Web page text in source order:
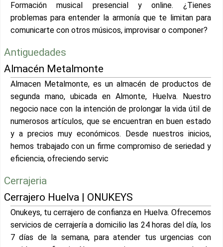
Formación musical presencial y online. ¿Tienes
problemas para entender la armonía que te limitan para
comunicarte con otros músicos, improvisar o componer?
Antiguedades
Almacén Metalmonte
Almacen Metalmonte, es un almacén de productos de
segunda mano, ubicada en Almonte, Huelva. Nuestro
negocio nace con la intención de prolongar la vida útil de
numerosos artículos, que se encuentran en buen estado
y a precios muy económicos. Desde nuestros inicios,
hemos trabajado con un firme compromiso de seriedad y
eficiencia, ofreciendo servic
Cerrajeria
Cerrajero Huelva | ONUKEYS
Onukeys, tu cerrajero de confianza en Huelva. Ofrecemos
servicios de cerrajería a domicilio las 24 horas del día, los
7 días de la semana, para atender tus urgencias con